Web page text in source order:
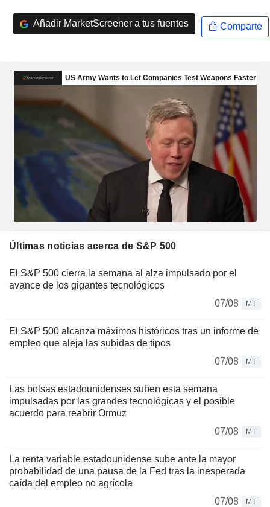
Añadir MarketScreener a tus fuentes Comparte
Últimas noticias acerca de S&P 500
El S&P 500 cierra la semana al alza impulsado por el
avance de los gigantes tecnológicos
07/08
MT
El S&P 500 alcanza máximos históricos tras un informe de
empleo que aleja las subidas de tipos
07/08
MT
Las bolsas estadounidenses suben esta semana
impulsadas por las grandes tecnológicas y el posible
acuerdo para reabrir Ormuz
07/08
MT
La renta variable estadounidense sube ante la mayor
probabilidad de una pausa de la Fed tras la inesperada
caída del empleo no agrícola
07/08
MT